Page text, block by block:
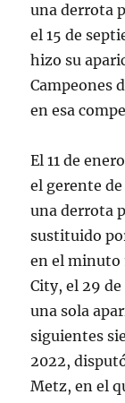
una derrota
el 15 de
hizo su
Campeones
en esa
El 11 de
el gerente
una derrota
sustituido
en el minuto
City, el 29
una sola
siguientes
2022,
Metz, en el